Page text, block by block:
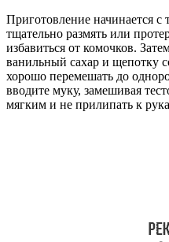
Приготовление начинается с
тщательно размять или
избавиться от комочков.
ванильный сахар и щепотку
хорошо перемешать до
вводите муку, замешивая
мягким и не прилипать к